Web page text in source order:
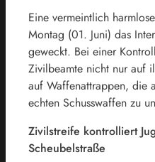
Eine vermeintlich
Montag (01. Juni) das
geweckt. Bei einer
Zivilbeamte nicht nur auf
auf Waffenattrappen, die
echten Schusswaffen zu
Zivilstreife kontrolliert
Scheubelstraße